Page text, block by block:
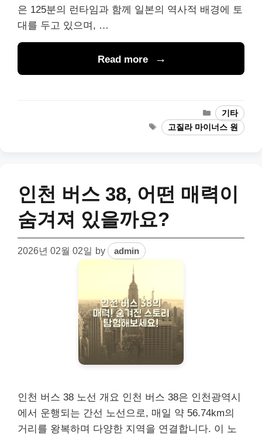
은 125분의 런타임과 함께 일본의 역사적 배경에 토
대를 두고 있으며, …
Read more
Categories
기타
Tags고질라 마이너스 원
인천 버스 38, 어떤 매력이
숨겨져 있을까요?
2026년 02월 02일 by admin
인천 버스 38 노선 개요 인천 버스 38은 인천광역시
에서 운행되는 간선 노선으로, 매일 약 56.74km의
거리를 왕복하며 다양한 지역을 연결합니다. 이 노